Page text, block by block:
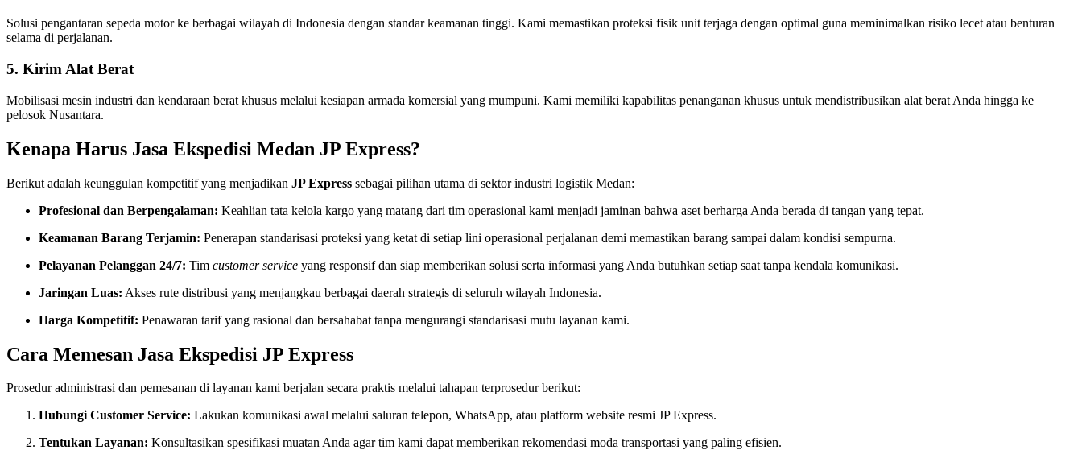
Solusi pengantaran sepeda motor ke berbagai wilayah di Indonesia dengan standar keamanan tinggi. Kami memastikan proteksi fisik unit terjaga dengan optimal guna meminimalkan risiko lecet atau benturan
selama di perjalanan.
5. Kirim Alat Berat
Mobilisasi mesin industri dan kendaraan berat khusus melalui kesiapan armada komersial yang mumpuni. Kami memiliki kapabilitas penanganan khusus untuk mendistribusikan alat berat Anda hingga ke
pelosok Nusantara.
Kenapa Harus Jasa Ekspedisi Medan JP Express?
Berikut adalah keunggulan kompetitif yang menjadikan JP Express sebagai pilihan utama di sektor industri logistik Medan:
Profesional dan Berpengalaman: Keahlian tata kelola kargo yang matang dari tim operasional kami menjadi jaminan bahwa aset berharga Anda berada di tangan yang tepat.
Keamanan Barang Terjamin: Penerapan standarisasi proteksi yang ketat di setiap lini operasional perjalanan demi memastikan barang sampai dalam kondisi sempurna.
Pelayanan Pelanggan 24/7: Tim customer service yang responsif dan siap memberikan solusi serta informasi yang Anda butuhkan setiap saat tanpa kendala komunikasi.
Jaringan Luas: Akses rute distribusi yang menjangkau berbagai daerah strategis di seluruh wilayah Indonesia.
Harga Kompetitif: Penawaran tarif yang rasional dan bersahabat tanpa mengurangi standarisasi mutu layanan kami.
Cara Memesan Jasa Ekspedisi JP Express
Prosedur administrasi dan pemesanan di layanan kami berjalan secara praktis melalui tahapan terprosedur berikut:
Hubungi Customer Service: Lakukan komunikasi awal melalui saluran telepon, WhatsApp, atau platform website resmi JP Express.
Tentukan Layanan: Konsultasikan spesifikasi muatan Anda agar tim kami dapat memberikan rekomendasi moda transportasi yang paling efisien.